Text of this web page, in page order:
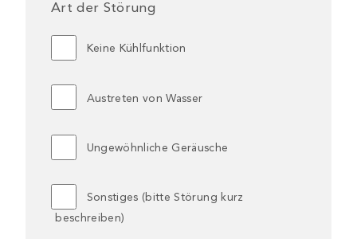
Art der Störung
Keine Kühlfunktion
Austreten von Wasser
Ungewöhnliche Geräusche
Sonstiges (bitte Störung kurz
beschreiben)